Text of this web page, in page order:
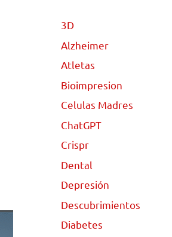
3D
Alzheimer
Atletas
Bioimpresion
Celulas Madres
ChatGPT
Crispr
Dental
Depresión
Descubrimientos
Diabetes